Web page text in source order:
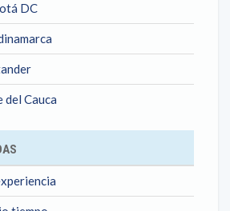
DC
del Cauca